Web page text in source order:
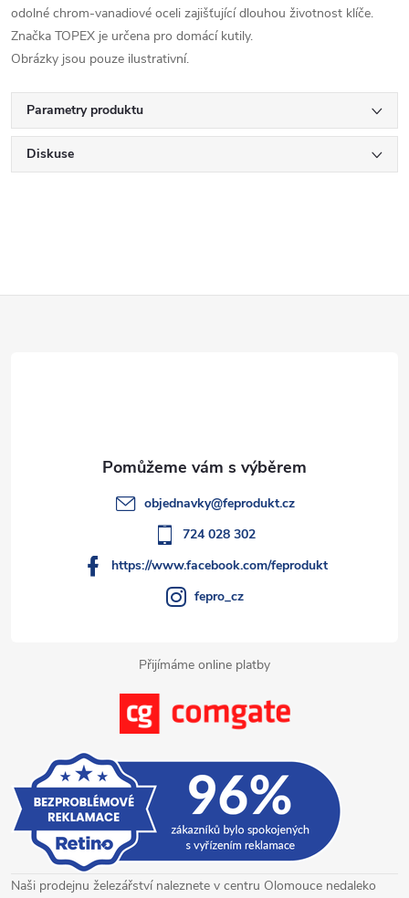
odolné chrom-vanadiové oceli zajišťující dlouhou životnost klíče.
Značka TOPEX je určena pro domácí kutily.
Obrázky jsou pouze ilustrativní.
Parametry produktu
Diskuse
Přijímáme online platby
objednavky@feprodukt.cz
724 028 302
https://www.facebook.com/feprodukt
fepro_cz
Naši prodejnu železářství naleznete v centru Olomouce nedaleko